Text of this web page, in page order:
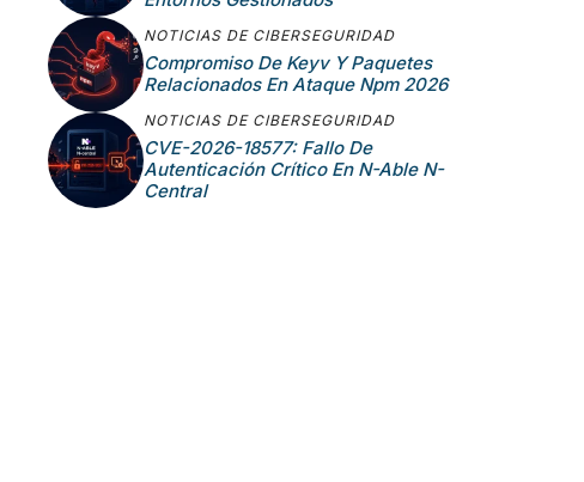
NOTICIAS DE CIBERSEGURIDAD
Compromiso De Keyv Y Paquetes
Relacionados En Ataque Npm 2026
NOTICIAS DE CIBERSEGURIDAD
CVE-2026-18577: Fallo De
Autenticación Crítico En N-Able N-
Central